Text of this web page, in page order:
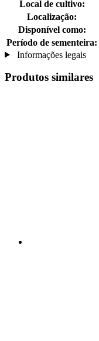
Local de cultivo:
Localização:
Disponível como:
Período de sementeira:
Informações legais
Produtos similares